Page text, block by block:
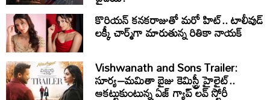
కొరియన్ కనకరాజుతో మరో హిట్.. టాలీవుడ్
లక్కీ చార్మ్‌గా మారుతున్న రితికా నాయక్
Vishwanath and Sons Trailer:
సూర్య–మమితా బైజు కెమిస్ట్రీ హైలైట్..
ఆకట్టుకుంటున్న ఏజ్ గ్యాప్ లవ్ స్టోరీ